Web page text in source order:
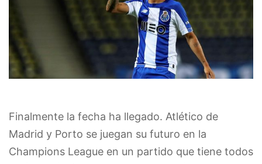
Finalmente la fecha ha llegado. Atlético de
Madrid y Porto se juegan su futuro en la
Champions League en un partido que tiene todos